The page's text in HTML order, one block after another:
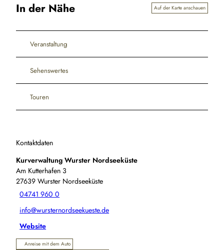
In der Nähe Auf der Karte anschauen
Veranstaltung
Sehenswertes
Touren
Kontaktdaten
Kurverwaltung Wurster Nordseeküste
Am Kutterhafen 3
27639 Wurster Nordseeküste
04741 960 0
info@wursternordseekueste.de
Website
Anreise mit dem Auto